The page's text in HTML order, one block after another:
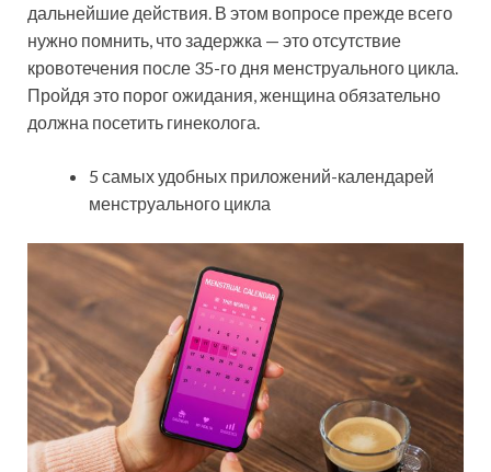
дальнейшие действия. В этом вопросе прежде всего
нужно помнить, что задержка — это отсутствие
кровотечения после 35-го дня менструального цикла.
Пройдя это порог ожидания, женщина обязательно
должна посетить гинеколога.
5 самых удобных приложений-календарей
менструального цикла